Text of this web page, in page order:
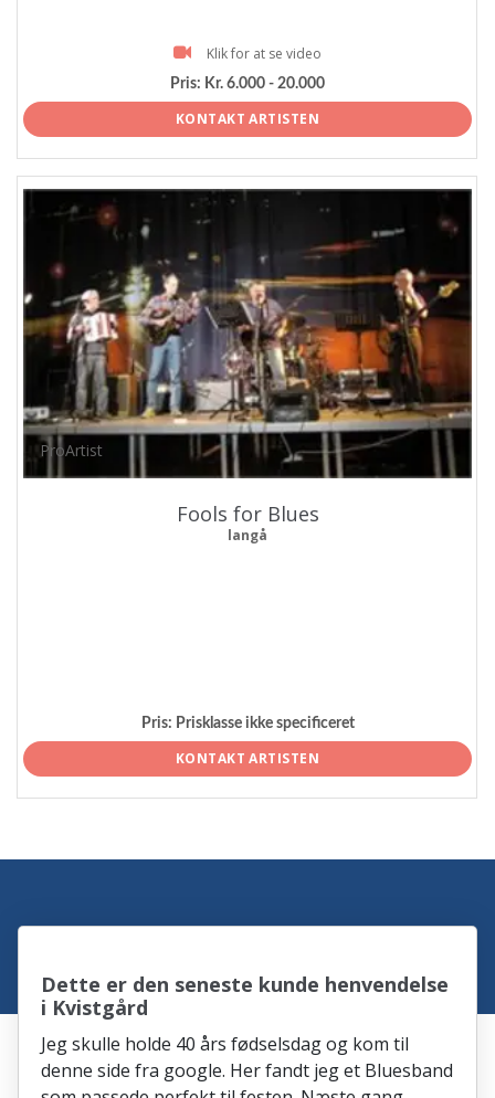
Klik for at se video
Pris: Kr. 6.000 - 20.000
KONTAKT ARTISTEN
ProArtist
Fools for Blues
langå
Pris: Prisklasse ikke specificeret
KONTAKT ARTISTEN
Dette er den seneste kunde henvendelse
i Kvistgård
Jeg skulle holde 40 års fødselsdag og kom til
denne side fra google. Her fandt jeg et Bluesband